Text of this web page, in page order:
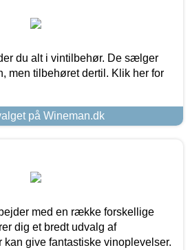
du alt i vintilbehør. De sælger
men tilbehøret dertil. Klik her for
på Wineman.dk
med en række forskellige
dig et bredt udvalg af
give fantastiske vinoplevelser.